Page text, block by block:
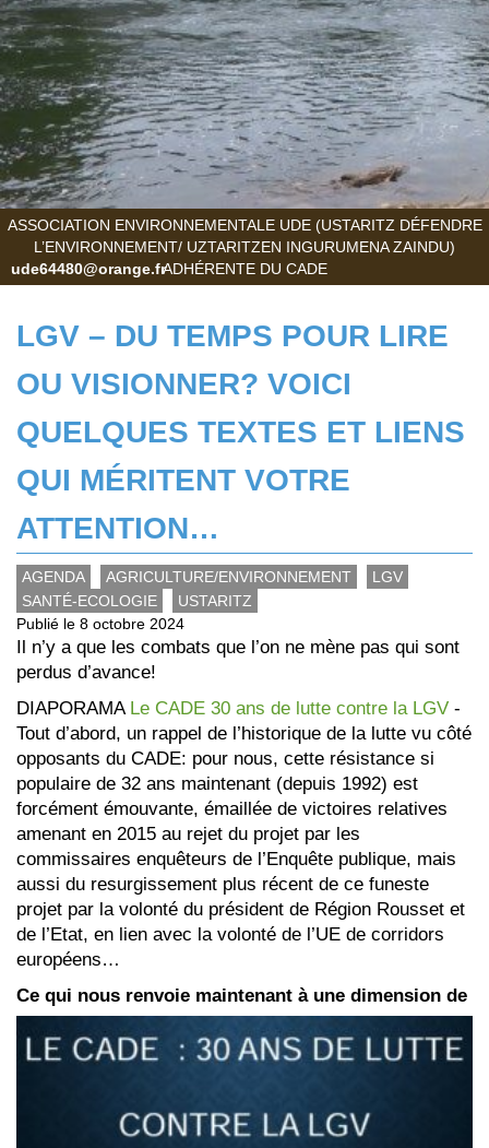
ASSOCIATION ENVIRONNEMENTALE UDE (USTARITZ DÉFENDRE
L’ENVIRONNEMENT/ UZTARITZEN INGURUMENA ZAINDU)
ADHÉRENTE DU CADE
ude64480@orange.fr
LGV – DU TEMPS POUR LIRE
OU VISIONNER? VOICI
QUELQUES TEXTES ET LIENS
QUI MÉRITENT VOTRE
ATTENTION…
AGENDA AGRICULTURE/ENVIRONNEMENT
LGV
SANTÉ-ECOLOGIE
USTARITZ
Publié le 8 octobre 2024
Il n’y a que les combats que l’on ne mène pas qui sont
perdus d’avance!
DIAPORAMA Le CADE 30 ans de lutte contre la LGV -
Tout d’abord, un rappel de l’historique de la lutte vu côté
opposants du CADE: pour nous, cette résistance si
populaire de 32 ans maintenant (depuis 1992) est
forcément émouvante, émaillée de victoires relatives
amenant en 2015 au rejet du projet par les
commissaires enquêteurs de l’Enquête publique, mais
aussi du resurgissement plus récent de ce funeste
projet par la volonté du président de Région Rousset et
de l’Etat, en lien avec la volonté de l’UE de corridors
européens…
Ce qui nous renvoie maintenant à une dimension de